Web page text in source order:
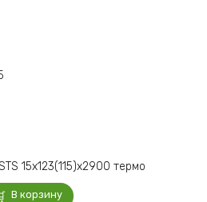
В корзину